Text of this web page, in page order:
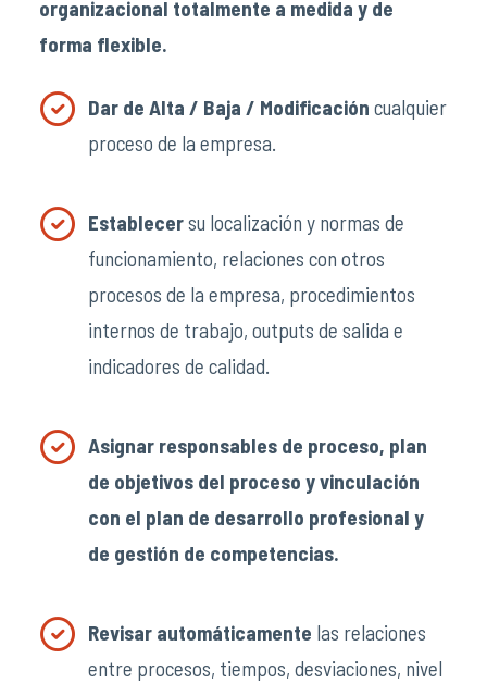
organizacional totalmente a medida y de
forma flexible.
Dar de Alta / Baja / Modificación cualquier
proceso de la empresa.
Establecersu localización y normas de
funcionamiento, relaciones con otros
procesos de la empresa, procedimientos
internos de trabajo, outputs de salida e
indicadores de calidad.
Asignar responsables de proceso, plan
de objetivos del proceso y vinculación
con el plan de desarrollo profesional y
de gestión de competencias.
Revisar automáticamente las relaciones
entre procesos, tiempos, desviaciones, nivel